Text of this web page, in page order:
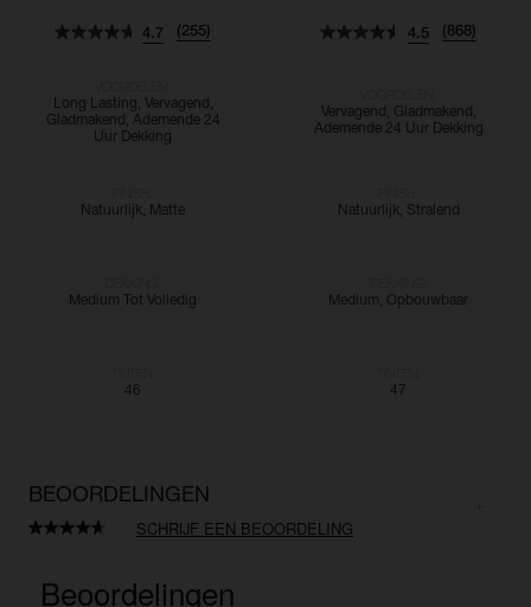
4.7 (255)
Long Lasting, Vervagend,
Gladmakend, Ademende 24
Uur Dekking
Natuurlijk, Matte
Medium Tot Volledig
46
4.5 (868)
Vervagend, Gladmakend,
Ademende 24 Uur Dekking
Natuurlijk, Stralend
Medium, Opbouwbaar
47
BEOORDELINGEN
SCHRIJF EEN BEOORDELING